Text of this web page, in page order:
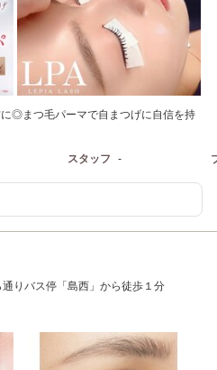
◎まつ毛パーマで自まつげに自信を持
スタッフ -
りバス停「島西」から徒歩１分